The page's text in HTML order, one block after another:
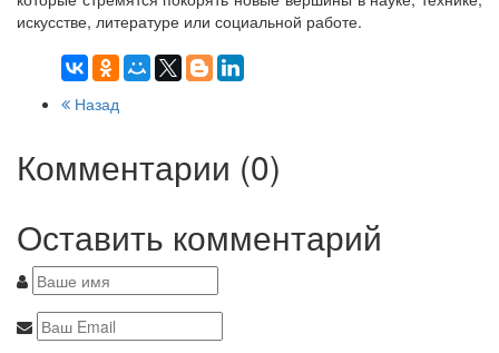
искусстве, литературе или социальной работе.
Назад
Комментарии (0)
Оставить комментарий